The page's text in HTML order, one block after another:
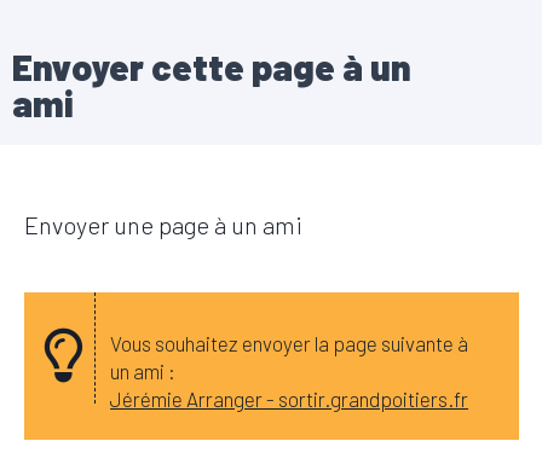
Envoyer cette page à un
ami
Envoyer une page à un ami
Vous souhaitez envoyer la page suivante à
un ami :
Jérémie Arranger - sortir.grandpoitiers.fr